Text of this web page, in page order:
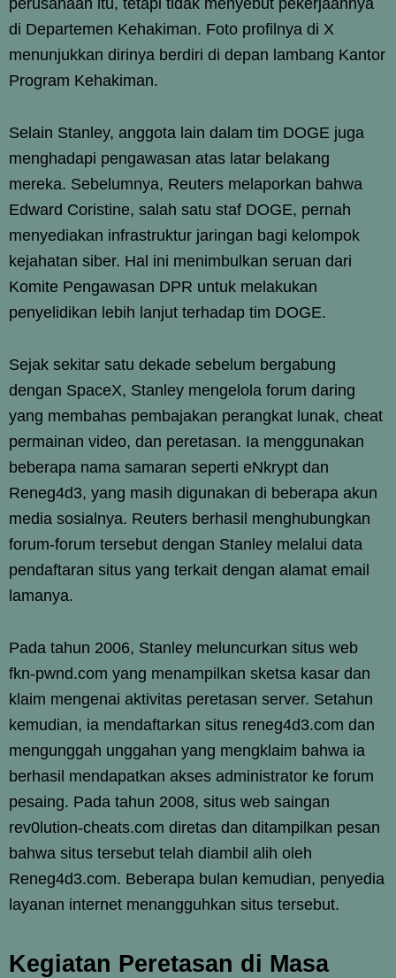
perusahaan itu, tetapi tidak menyebut pekerjaannya
di Departemen Kehakiman. Foto profilnya di X
menunjukkan dirinya berdiri di depan lambang Kantor
Program Kehakiman.
Selain Stanley, anggota lain dalam tim DOGE juga
menghadapi pengawasan atas latar belakang
mereka. Sebelumnya, Reuters melaporkan bahwa
Edward Coristine, salah satu staf DOGE, pernah
menyediakan infrastruktur jaringan bagi kelompok
kejahatan siber. Hal ini menimbulkan seruan dari
Komite Pengawasan DPR untuk melakukan
penyelidikan lebih lanjut terhadap tim DOGE.
Sejak sekitar satu dekade sebelum bergabung
dengan SpaceX, Stanley mengelola forum daring
yang membahas pembajakan perangkat lunak, cheat
permainan video, dan peretasan. Ia menggunakan
beberapa nama samaran seperti eNkrypt dan
Reneg4d3, yang masih digunakan di beberapa akun
media sosialnya. Reuters berhasil menghubungkan
forum-forum tersebut dengan Stanley melalui data
pendaftaran situs yang terkait dengan alamat email
lamanya.
Pada tahun 2006, Stanley meluncurkan situs web
fkn-pwnd.com yang menampilkan sketsa kasar dan
klaim mengenai aktivitas peretasan server. Setahun
kemudian, ia mendaftarkan situs reneg4d3.com dan
mengunggah unggahan yang mengklaim bahwa ia
berhasil mendapatkan akses administrator ke forum
pesaing. Pada tahun 2008, situs web saingan
rev0lution-cheats.com diretas dan ditampilkan pesan
bahwa situs tersebut telah diambil alih oleh
Reneg4d3.com. Beberapa bulan kemudian, penyedia
layanan internet menangguhkan situs tersebut.
Kegiatan Peretasan di Masa